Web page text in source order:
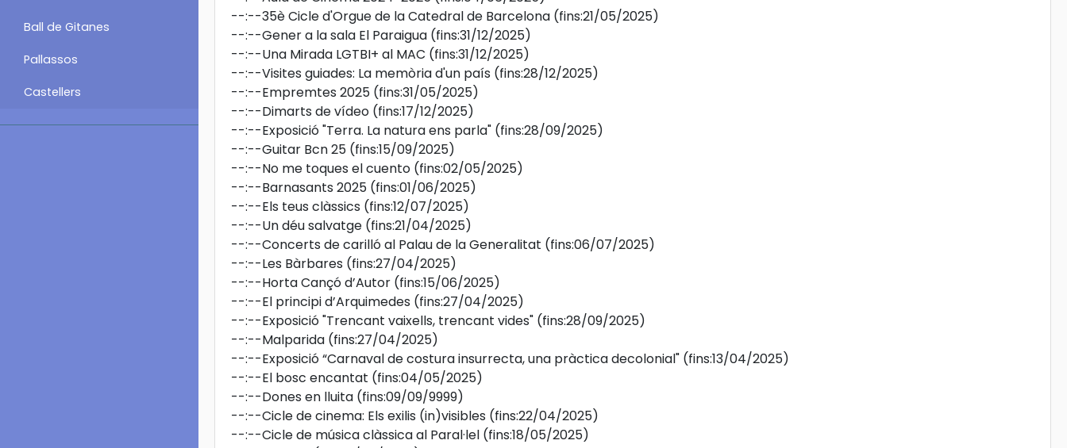
Ball de Gitanes
Pallassos
Castellers
--:--35è Cicle d'Orgue de la Catedral de Barcelona (fins:21/05/2025)
--:--Gener a la sala El Paraigua (fins:31/12/2025)
--:--Una Mirada LGTBI+ al MAC (fins:31/12/2025)
--:--Visites guiades: La memòria d'un país (fins:28/12/2025)
--:--Empremtes 2025 (fins:31/05/2025)
--:--Dimarts de vídeo (fins:17/12/2025)
--:--Exposició "Terra. La natura ens parla" (fins:28/09/2025)
--:--Guitar Bcn 25 (fins:15/09/2025)
--:--No me toques el cuento (fins:02/05/2025)
--:--Barnasants 2025 (fins:01/06/2025)
--:--Els teus clàssics (fins:12/07/2025)
--:--Un déu salvatge (fins:21/04/2025)
--:--Concerts de carilló al Palau de la Generalitat (fins:06/07/2025)
--:--Les Bàrbares (fins:27/04/2025)
--:--Horta Cançó d’Autor (fins:15/06/2025)
--:--El principi d’Arquimedes (fins:27/04/2025)
--:--Exposició "Trencant vaixells, trencant vides" (fins:28/09/2025)
--:--Malparida (fins:27/04/2025)
--:--Exposició “Carnaval de costura insurrecta, una pràctica decolonial" (fins:13/04/2025)
--:--El bosc encantat (fins:04/05/2025)
--:--Dones en lluita (fins:09/09/9999)
--:--Cicle de cinema: Els exilis (in)visibles (fins:22/04/2025)
--:--Cicle de música clàssica al Paral·lel (fins:18/05/2025)